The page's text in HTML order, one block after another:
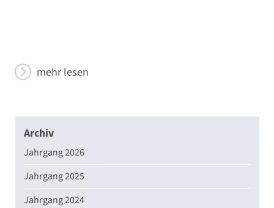
mehr lesen
Archiv
Jahrgang 2026
Jahrgang 2025
Jahrgang 2024